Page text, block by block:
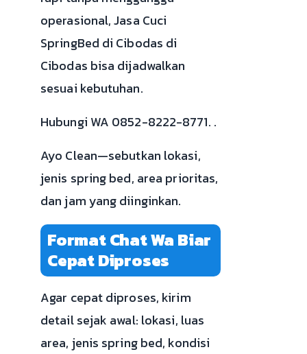
operasional, Jasa Cuci
SpringBed di Cibodas di
Cibodas bisa dijadwalkan
sesuai kebutuhan.
Hubungi WA 0852-8222-8771. .
Ayo Clean—sebutkan lokasi,
jenis spring bed, area prioritas,
dan jam yang diinginkan.
Format Chat Wa Biar
Cepat Diproses
Agar cepat diproses, kirim
detail sejak awal: lokasi, luas
area, jenis spring bed, kondisi